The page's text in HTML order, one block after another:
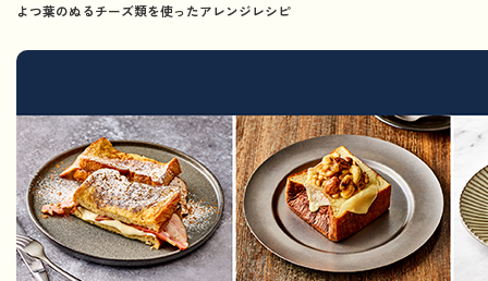
よつ葉のぬるチーズ類を使ったアレンジレシピ